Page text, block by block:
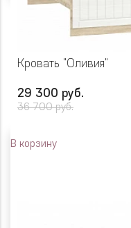
Кровать "Оливия"
29 300 руб.
36 700 руб.
В корзину